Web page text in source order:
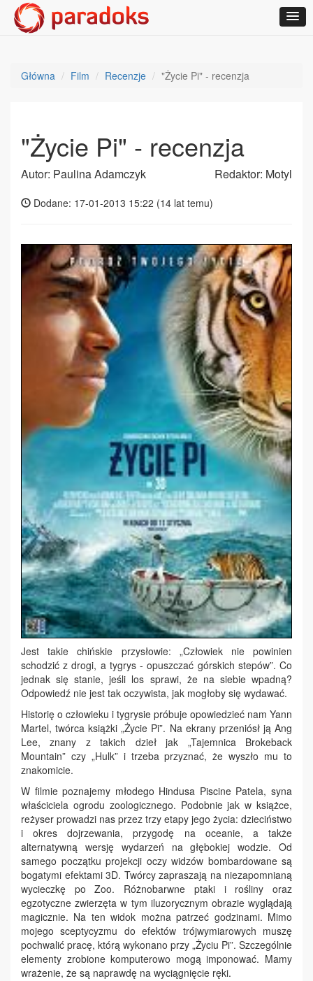
Główna Film Recenzje "Życie Pi" - recenzja
"Życie Pi" - recenzja
Autor: Paulina Adamczyk Redaktor: Motyl
Dodane: 17-01-2013 15:22 (14 lat temu)
Jest takie chińskie przysłowie: „Człowiek nie powinien
schodzić z drogi, a tygrys - opuszczać górskich stepów”. Co
jednak się stanie, jeśli los sprawi, że na siebie wpadną?
Odpowiedź nie jest tak oczywista, jak mogłoby się wydawać.
Historię o człowieku i tygrysie próbuje opowiedzieć nam Yann
Martel, twórca książki „Życie Pi”. Na ekrany przeniósł ją Ang
Lee, znany z takich dzieł jak „Tajemnica Brokeback
Mountain” czy „Hulk” i trzeba przyznać, że wyszło mu to
znakomicie.
W filmie poznajemy młodego Hindusa Piscine Patela, syna
właściciela ogrodu zoologicznego. Podobnie jak w książce,
reżyser prowadzi nas przez trzy etapy jego życia: dzieciństwo
i okres dojrzewania, przygodę na oceanie, a także
alternatywną wersję wydarzeń na głębokiej wodzie. Od
samego początku projekcji oczy widzów bombardowane są
bogatymi efektami 3D. Twórcy zapraszają na niezapomnianą
wycieczkę po Zoo. Różnobarwne ptaki i rośliny oraz
egzotyczne zwierzęta w tym iluzorycznym obrazie wyglądają
magicznie. Na ten widok można patrzeć godzinami. Mimo
mojego sceptycyzmu do efektów trójwymiarowych muszę
pochwalić pracę, którą wykonano przy „Życiu Pi”. Szczególnie
elementy zrobione komputerowo mogą imponować. Mamy
wrażenie, że są naprawdę na wyciągnięcie ręki.